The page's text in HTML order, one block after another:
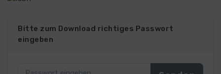
Bitte zum Download richtiges Passwort
eingeben